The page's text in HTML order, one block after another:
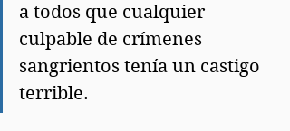
a todos que cualquier
culpable de crímenes
sangrientos tenía un castigo
terrible.